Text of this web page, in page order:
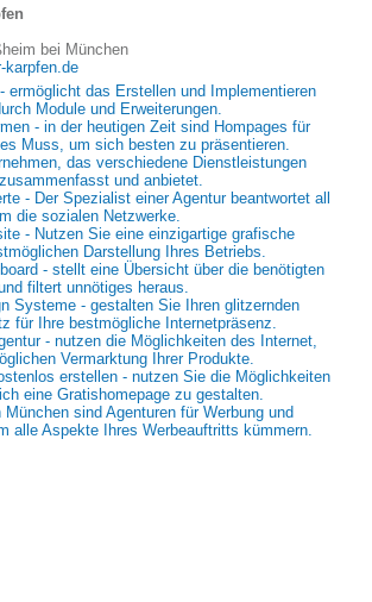
bei München
karpfen.de
ermöglicht das Erstellen und Implementieren
Module und Erweiterungen.
- in der heutigen Zeit sind Hompages für
Muss, um sich besten zu präsentieren.
das verschiedene Dienstleistungen
und anbietet.
- Der Spezialist einer Agentur beantwortet all
die sozialen Netzwerke.
- Nutzen Sie eine einzigartige grafische
Darstellung Ihres Betriebs.
- stellt eine Übersicht über die benötigten
filtert unnötiges heraus.
Systeme - gestalten Sie Ihren glitzernden
für Ihre bestmögliche Internetpräsenz.
- nutzen die Möglichkeiten des Internet,
Vermarktung Ihrer Produkte.
erstellen - nutzen Sie die Möglichkeiten
eine Gratishomepage zu gestalten.
München sind Agenturen für Werbung und
alle Aspekte Ihres Werbeauftritts kümmern.